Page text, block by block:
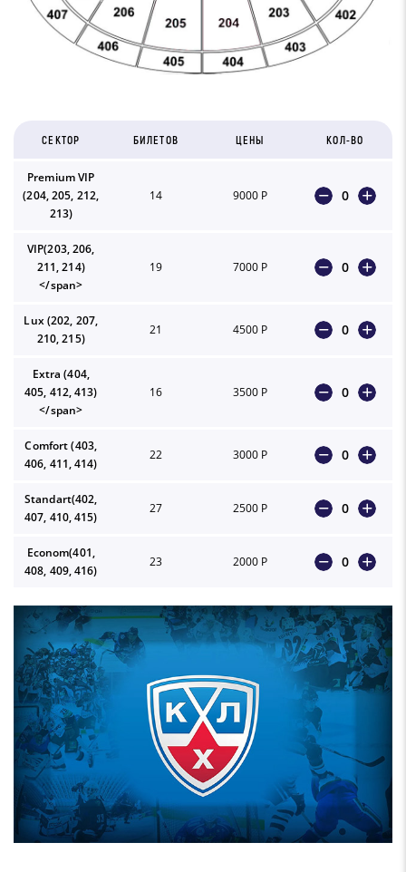
СЕКТОР БИЛЕТОВ ЦЕНЫ КОЛ-ВО
Premium VIP
(‎204, 205, 212,
213)
14 9000 Р 0
VIP(203, 206,
211, 214)
</span>
19 7000 Р 0
Lux (202, 207,
210, 215)
21 4500 Р 0
Extra (404,
405, 412, 413)
</span>
16 3500 Р 0
Comfort (403,
406, 411, 414)
22 3000 Р 0
Standart(402,
407, 410, 415)
27 2500 Р 0
Econom(401,
408, 409, 416)
23 2000 Р 0